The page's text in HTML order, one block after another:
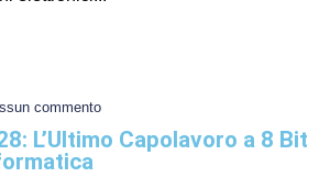
commento
L’Ultimo Capolavoro a 8 Bit